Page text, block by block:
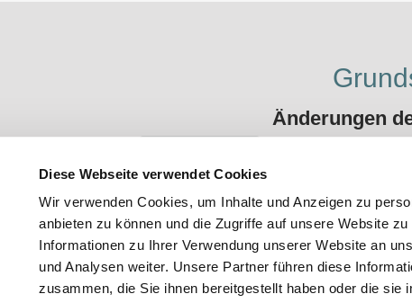
Diese Webseite verwendet Cookies
Wir verwenden Cookies, um Inhalte und Anzeigen zu
anbieten zu können und die Zugriffe auf unsere Website
Informationen zu Ihrer Verwendung unserer Website an
und Analysen weiter. Unsere Partner führen diese
zusammen, die Sie ihnen bereitgestellt haben oder die sie
Änderungen
PDF herunterladen
Teilen:
© Verwaltungsgemeinschaft Ruhmannsfelden Diese Homepage wurde in
Zusammenarbeit mit der Firma www.fh-system.com (Florian Hönig)